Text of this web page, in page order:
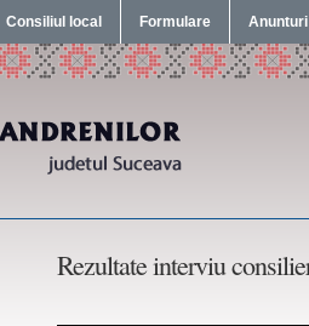
Consiliul local Formulare Anunturi
Rezultate interviu